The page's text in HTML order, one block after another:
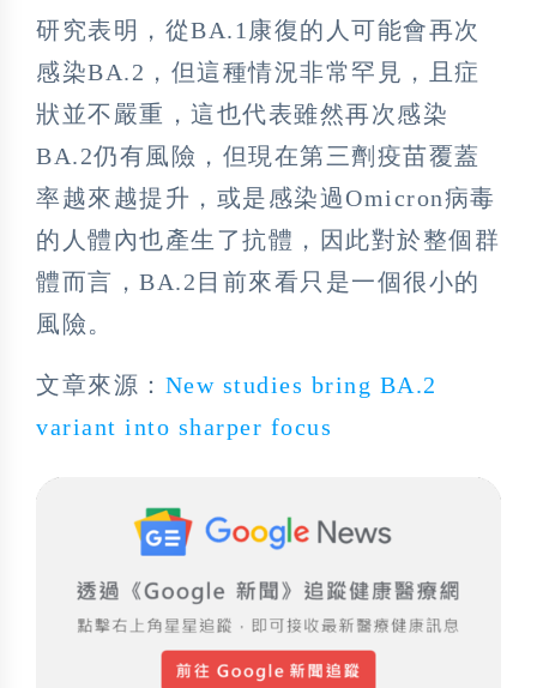
研究表明，從BA.1康復的人可能會再次
感染BA.2，但這種情況非常罕見，且症
狀並不嚴重，這也代表雖然再次感染
BA.2仍有風險，但現在第三劑疫苗覆蓋
率越來越提升，或是感染過Omicron病毒
的人體內也產生了抗體，因此對於整個群
體而言，BA.2目前來看只是一個很小的
風險。
文章來源： New studies bring BA.2
variant into sharper focus